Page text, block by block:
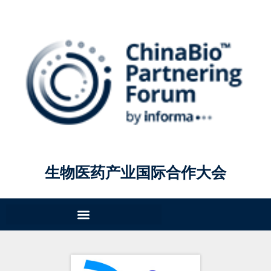
生物医药产业国际合作大会